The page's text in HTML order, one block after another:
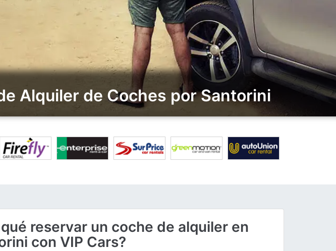
Alquiler de Coches por Santorini
reservar un coche de alquiler en
con VIP Cars?